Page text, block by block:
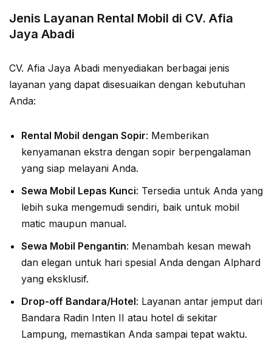
Jenis Layanan Rental Mobil di CV. Afia
Jaya Abadi
CV. Afia Jaya Abadi menyediakan berbagai jenis
layanan yang dapat disesuaikan dengan kebutuhan
Anda:
Rental Mobil dengan Sopir: Memberikan
kenyamanan ekstra dengan sopir berpengalaman
yang siap melayani Anda.
Sewa Mobil Lepas Kunci: Tersedia untuk Anda yang
lebih suka mengemudi sendiri, baik untuk mobil
matic maupun manual.
Sewa Mobil Pengantin: Menambah kesan mewah
dan elegan untuk hari spesial Anda dengan Alphard
yang eksklusif.
Drop-off Bandara/Hotel: Layanan antar jemput dari
Bandara Radin Inten II atau hotel di sekitar
Lampung, memastikan Anda sampai tepat waktu.